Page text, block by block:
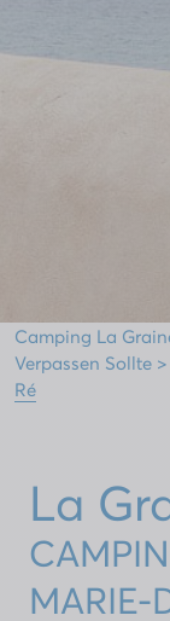
Camping La
Verpassen Sollte >
Ré
La
MARIE-